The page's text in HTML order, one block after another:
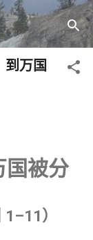
到万国
国被分
）